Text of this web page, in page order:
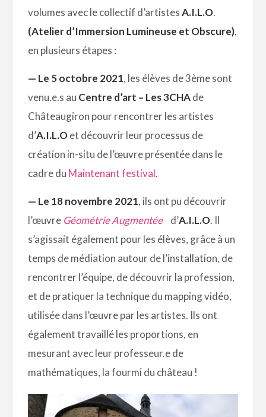
volumes avec le collectif d’artistesA.I.L.O.
(Atelier d’Immersion Lumineuse et Obscure),
en plusieurs étapes :
— Le 5 octobre 2021, les élèves de 3ème sont
venu.e.s au Centre d’art – Les 3CHAde
Châteaugiron pour rencontrer les artistes
d’A.I.L.Oet découvrir leur processus de
création in-situ de l’œuvre présentée dans le
cadre du Maintenant festival.
— Le 18 novembre 2021, ils ont pu découvrir
l’œuvre Géométrie Augmentée d’A.I.L.O. Il
s’agissait également pour les élèves, grâce à un
temps de médiation autour de l’installation, de
rencontrer l’équipe, de découvrir la profession,
et de pratiquer la technique du mapping vidéo,
utilisée dans l’œuvre par les artistes. Ils ont
également travaillé les proportions, en
mesurant avec leur professeur.e de
mathématiques, la fourmi du château !